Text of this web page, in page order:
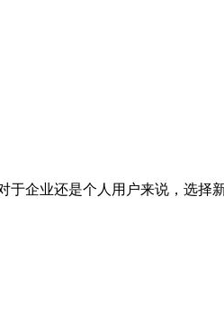
企业还是个人用户来说，选择